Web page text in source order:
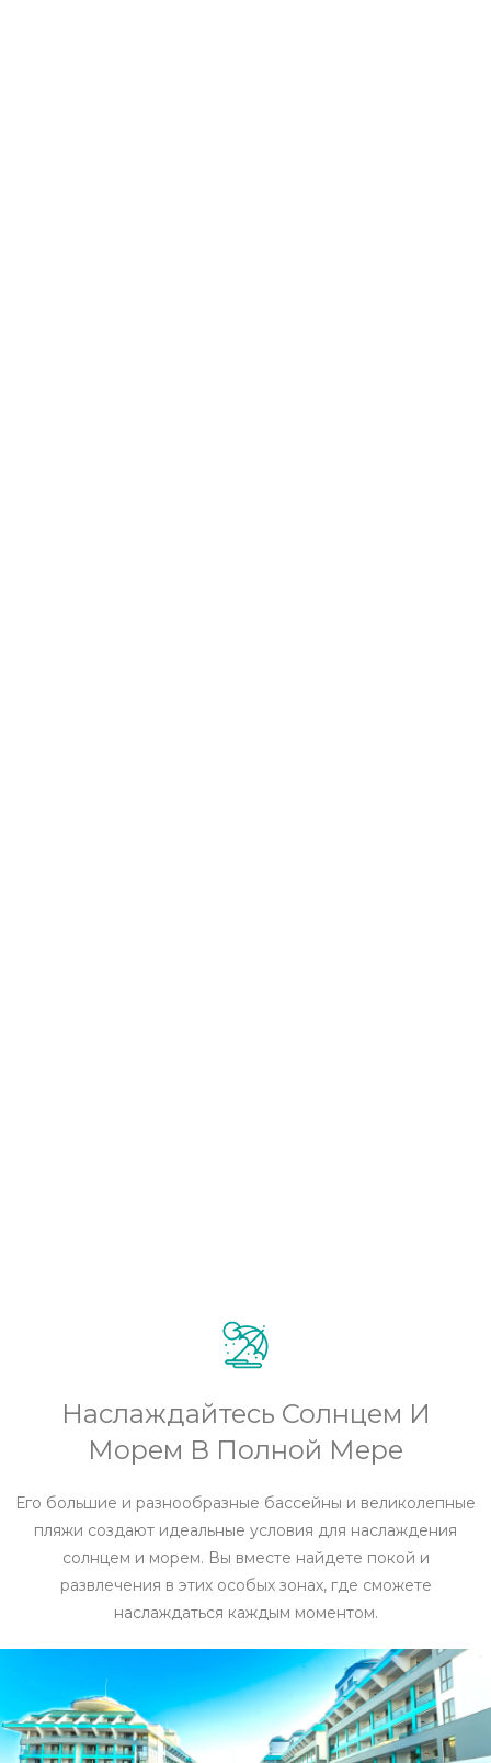
Наслаждайтесь Солнцем И
Морем В Полной Мере
Его большие и разнообразные бассейны и великолепные
пляжи создают идеальные условия для наслаждения
солнцем и морем. Вы вместе найдете покой и
развлечения в этих особых зонах, где сможете
наслаждаться каждым моментом.